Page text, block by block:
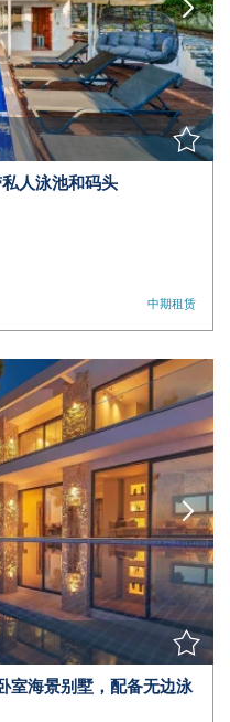
人泳池和码头
中期租赁
室海景别墅，配备无边泳